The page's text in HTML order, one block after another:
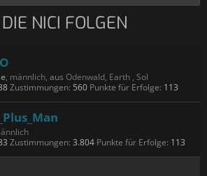
NICI FOLGEN
, männlich, aus Odenwald, Earth , Sol
Zustimmungen: 560 Punkte für Erfolge: 113
Zustimmungen: 3.804 Punkte für Erfolge: 113